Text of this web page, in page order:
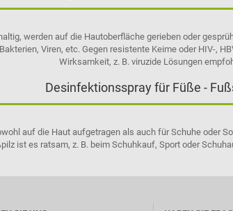
werden auf die Hautoberfläche gerieben oder
Viren, etc. Gegen resistente Keime oder HIV-,
Wirksamkeit, z. B. viruzide Lösungen
Desinfektionsspray für Füße -
auf die Haut aufgetragen als auch für Schuhe oder
ist es ratsam, z. B. beim Schuhkauf, Sport oder